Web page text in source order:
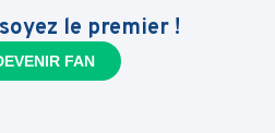
le premier !
FAN